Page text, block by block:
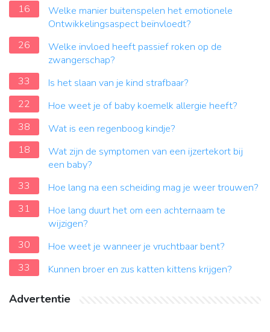
16
Welke manier buitenspelen het emotionele
Ontwikkelingsaspect beïnvloedt?
26
Welke invloed heeft passief roken op de
zwangerschap?
33
Is het slaan van je kind strafbaar?
22
Hoe weet je of baby koemelk allergie heeft?
38
Wat is een regenboog kindje?
18
Wat zijn de symptomen van een ijzertekort bij
een baby?
33
Hoe lang na een scheiding mag je weer trouwen?
31
Hoe lang duurt het om een achternaam te
wijzigen?
30
Hoe weet je wanneer je vruchtbaar bent?
33
Kunnen broer en zus katten kittens krijgen?
Advertentie